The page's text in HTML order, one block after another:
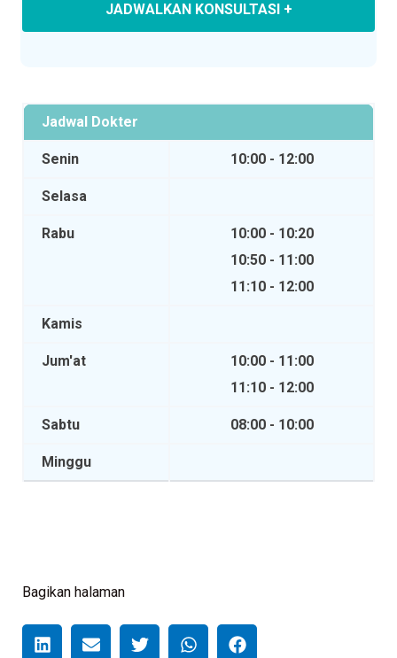
JADWALKAN KONSULTASI +
Jadwal Dokter
Senin 10:00 - 12:00
Selasa
Rabu
10:00 - 10:20
10:50 - 11:00
11:10 - 12:00
Kamis
Jum'at
10:00 - 11:00
11:10 - 12:00
Sabtu 08:00 - 10:00
Minggu
Bagikan halaman